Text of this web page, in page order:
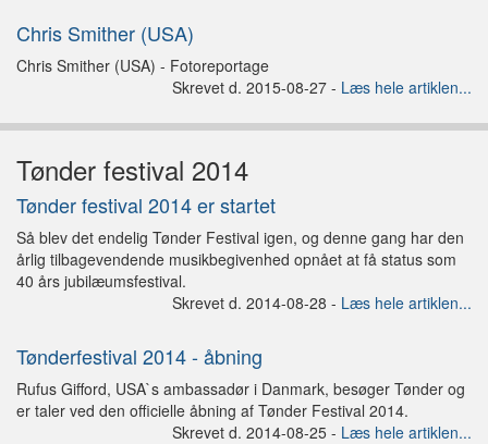
Chris Smither (USA)
Chris Smither (USA) - Fotoreportage
Skrevet d. 2015-08-27 - Læs hele artiklen...
Tønder festival 2014
Tønder festival 2014 er startet
Så blev det endelig Tønder Festival igen, og denne gang har den
årlig tilbagevendende musikbegivenhed opnået at få status som
40 års jubilæumsfestival.
Skrevet d. 2014-08-28 - Læs hele artiklen...
Tønderfestival 2014 - åbning
Rufus Gifford, USA`s ambassadør i Danmark, besøger Tønder og
er taler ved den officielle åbning af Tønder Festival 2014.
Skrevet d. 2014-08-25 - Læs hele artiklen...